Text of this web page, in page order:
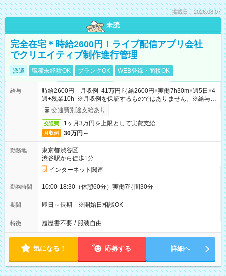
掲載日：2026.08.07
未読
完全在宅＊時給2600円！ライブ配信アプリ会社
でクリエイティブ制作進行管理
派遣 職種未経験OK ブランクOK WEB登録・面接OK
給与
時給2600円 月収例 41万円 時給2600円×実働7h30m×週5日×4
週+残業10h ※月収例を保証するものではありません。※給与即
受取りサービス利用可（利用条件有）
交通費別途支給あり
交通費 1ヶ月3万円を上限として実費支給
月収例 30万円～
勤務地
東京都渋谷区
渋谷駅から徒歩1分
インターネット関連
勤務時間 10:00-18:30（休憩60分）実働7時間30分
期間 即日～長期 ※開始日相談OK
特徴 履歴書不要 / 服装自由
気になる！ 応募する 詳細へ